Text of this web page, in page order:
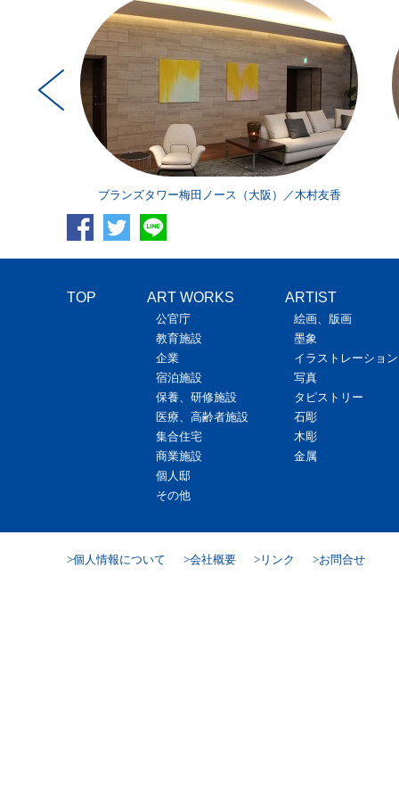
ブランズタワー梅田ノース（大阪）／木村友香
TOP ART WORKS
公官庁
教育施設
企業
宿泊施設
保養、研修施設
医療、高齢者施設
集合住宅
商業施設
個人邸
その他
ARTIST
絵画、版画
墨象
イラストレーション
写真
タピストリー
石彫
木彫
金属
個人情報について 会社概要 リンク お問合せ